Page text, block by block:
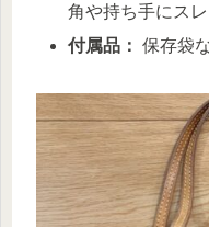
角や持ち手にス
付属品： 保存袋